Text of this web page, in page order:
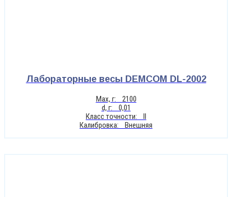
Лабораторные весы DEMCOM DL-2002
Max, г: 2100
d, г: 0,01
Класс точности: II
Калибровка: Внешняя